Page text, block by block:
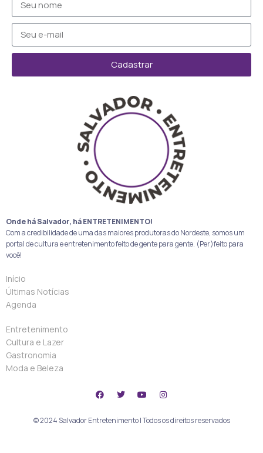
Cadastrar
Onde há Salvador, há ENTRETENIMENTO!
Com a credibilidade de uma das maiores produtoras do Nordeste, somos um
portal de cultura e entretenimento feito de gente para gente. (Per)feito para
você!
Início
Últimas Notícias
Agenda
Entretenimento
Cultura e Lazer
Gastronomia
Moda e Beleza
© 2024 Salvador Entretenimento | Todos os direitos reservados